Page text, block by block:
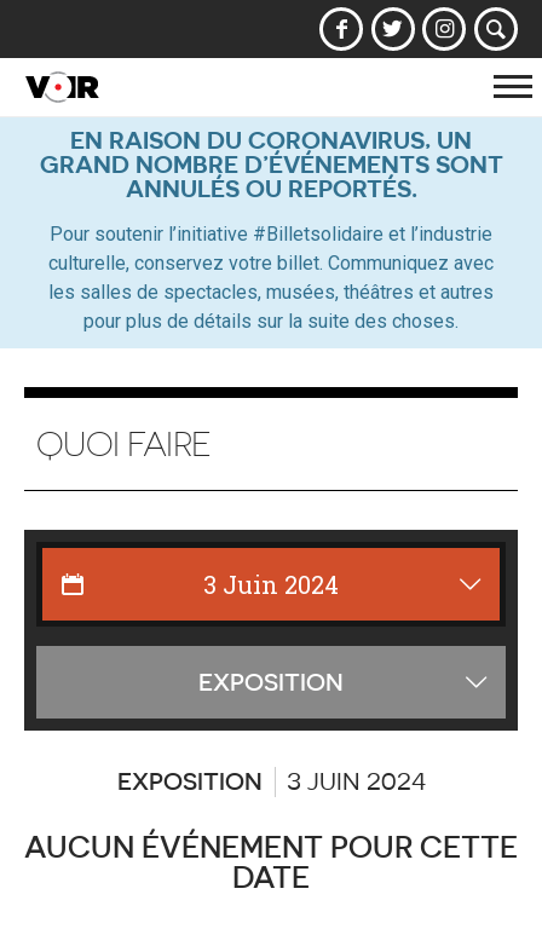
la
EN RAISON DU CORONAVIRUS, UN
GRAND NOMBRE D’ÉVÉNEMENTS SONT
ANNULÉS OU REPORTÉS.
Pour soutenir l’initiative #Billetsolidaire et l’industrie
culturelle, conservez votre billet. Communiquez avec
les salles de spectacles, musées, théâtres et autres
pour plus de détails sur la suite des choses.
QUOI FAIRE
EXPOSITION
les
EXPOSITION 3 JUIN 2024
AUCUN ÉVÉNEMENT POUR CETTE
DATE